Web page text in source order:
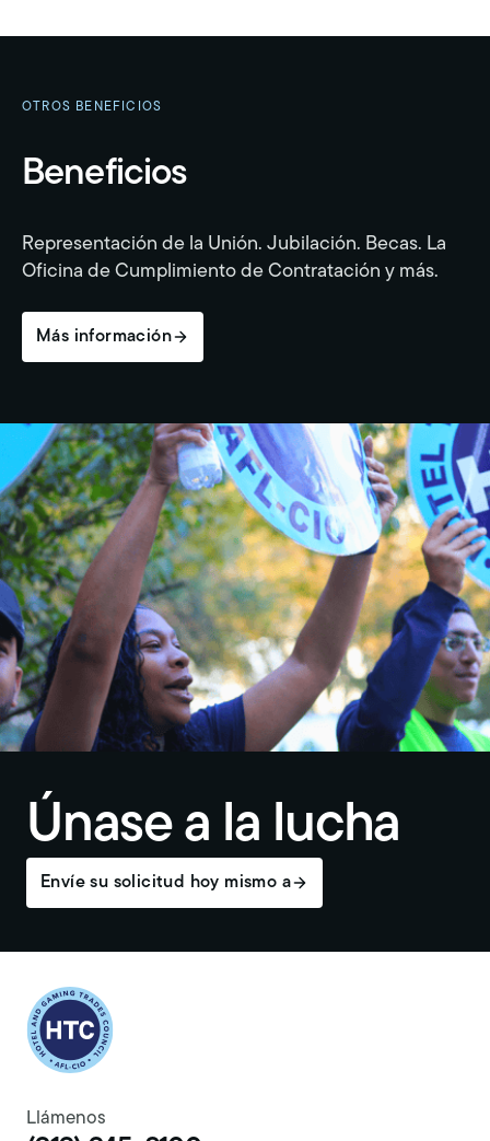
OTROS BENEFICIOS
Beneficios
Representación de la Unión. Jubilación. Becas. La
Oficina de Cumplimiento de Contratación y más.
Más información
Únase a la lucha
Envíe su solicitud hoy mismo a
Return to homepage
Llámenos